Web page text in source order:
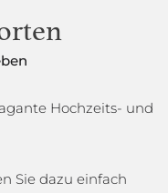
Hochzeits- und
Sie dazu einfach